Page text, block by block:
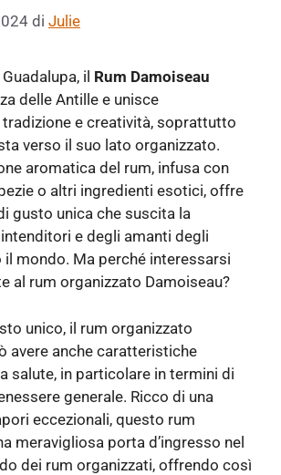
di Julie
il Rum Damoiseau
delle Antille e unisce
e creatività, soprattutto
verso il suo lato organizzato.
aromatica del rum, infusa con
o altri ingredienti esotici, offre
gusto unica che suscita la
e degli amanti degli
mondo. Ma perché interessarsi
al rum organizzato Damoiseau?
unico, il rum organizzato
avere anche caratteristiche
salute, in particolare in termini di
generale. Ricco di una
eccezionali, questo rum
meravigliosa porta d’ingresso nel
dei rum organizzati, offrendo così